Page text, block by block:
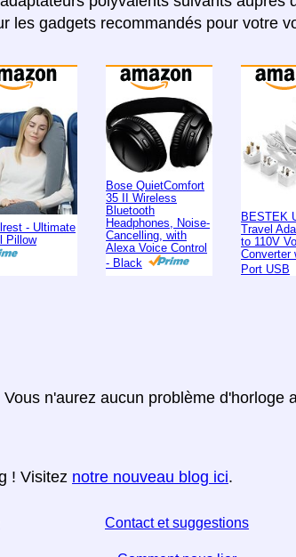
les gadgets recommandés pour votre
- Ultimate
Pillow
Bose QuietComfort
35 II Wireless
Bluetooth
Headphones, Noise-
Cancelling, with
Alexa Voice Control
- Black
BESTEK
Travel
to 110V
Converter
Port USB
n'aurez aucun problème d'horloge
! Visitez notre nouveau blog ici.
Contact et suggestions